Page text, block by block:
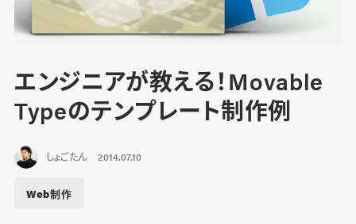
エンジニアが教える！Movable
Typeのテンプレート制作例
しょごたん 2014.07.10
Web制作